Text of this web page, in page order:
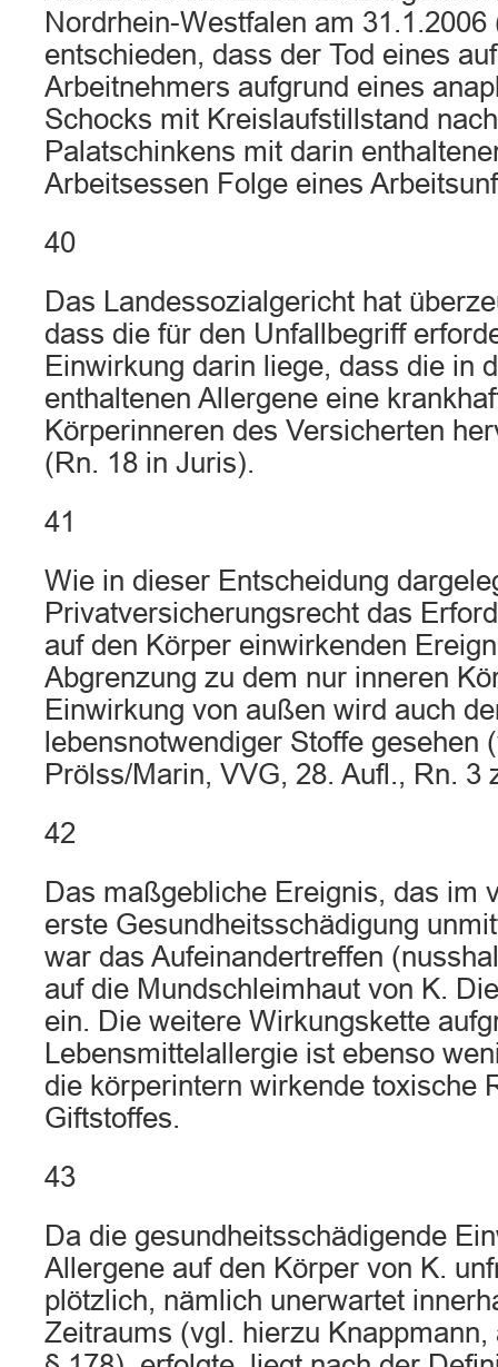
Nordrhein-Westfalen am
entschieden, dass der Tod eines
Arbeitnehmers aufgrund eines
Schocks mit Kreislaufstillstand
Palatschinkens mit darin
Arbeitsessen Folge eines
40
Das Landessozialgericht hat
dass die für den Unfallbegriff
Einwirkung darin liege, dass die in
enthaltenen Allergene eine
Körperinneren des Versicherten
(Rn. 18 in Juris).
41
Wie in dieser Entscheidung
Privatversicherungsrecht das
auf den Körper einwirkenden
Abgrenzung zu dem nur inneren
Einwirkung von außen wird auch
lebensnotwendiger Stoffe gesehen
Prölss/Marin, VVG, 28. Aufl., Rn. 3
42
Das maßgebliche Ereignis, das im
erste Gesundheitsschädigung
war das Aufeinandertreffen
auf die Mundschleimhaut von K.
ein. Die weitere Wirkungskette
Lebensmittelallergie ist ebenso
die körperintern wirkende toxische
Giftstoffes.
43
Da die gesundheitsschädigende
Allergene auf den Körper von K.
plötzlich, nämlich unerwartet
Zeitraums (vgl. hierzu Knappmann,